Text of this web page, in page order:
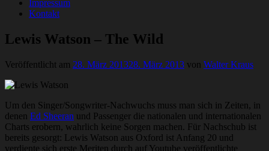
Impressum
Kontakt
Lewis Watson – The Wild
Veröffentlicht am 28. März 201328. März 2013 von Walter Kraus
Um den Singer/Songwriter-Nachwuchs muss man sich in Zeiten, in
denen Ed Sheeran und Passenger die nationalen und internationalen
Charts erobern, wahrlich keine Sorgen machen. Für Nachschub ist
bereits gesorgt: Lewis Watson aus Oxford ist Anfang 20 und
verdiente sich erste Meriten durch auf Youtube veröffentlichte